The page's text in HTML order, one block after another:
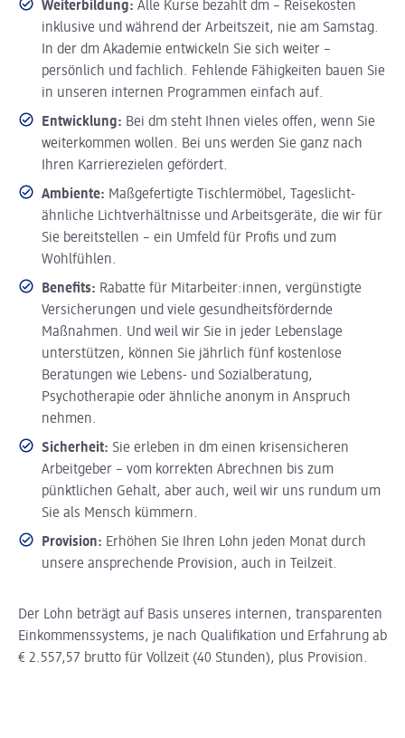
Weiterbildung: Alle Kurse bezahlt dm – Reisekosten
inklusive und während der Arbeitszeit, nie am Samstag.
In der dm Akademie entwickeln Sie sich weiter –
persönlich und fachlich. Fehlende Fähigkeiten bauen Sie
in unseren internen Programmen einfach auf.
Entwicklung: Bei dm steht Ihnen vieles offen, wenn Sie
weiterkommen wollen. Bei uns werden Sie ganz nach
Ihren Karrierezielen gefördert.
Ambiente: Maßgefertigte Tischlermöbel, Tageslicht-
ähnliche Lichtverhältnisse und Arbeitsgeräte, die wir für
Sie bereitstellen – ein Umfeld für Profis und zum
Wohlfühlen.
Benefits: Rabatte für Mitarbeiter:innen, vergünstigte
Versicherungen und viele gesundheitsfördernde
Maßnahmen. Und weil wir Sie in jeder Lebenslage
unterstützen, können Sie jährlich fünf kostenlose
Beratungen wie Lebens- und Sozialberatung,
Psychotherapie oder ähnliche anonym in Anspruch
nehmen.
Sicherheit: Sie erleben in dm einen krisensicheren
Arbeitgeber – vom korrekten Abrechnen bis zum
pünktlichen Gehalt, aber auch, weil wir uns rundum um
Sie als Mensch kümmern.
Provision: Erhöhen Sie Ihren Lohn jeden Monat durch
unsere ansprechende Provision, auch in Teilzeit.
Der Lohn beträgt auf Basis unseres internen, transparenten
Einkommenssystems, je nach Qualifikation und Erfahrung ab
€ 2.557,57 brutto für Vollzeit (40 Stunden), plus Provision.